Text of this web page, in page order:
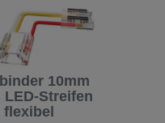
10mm
LED-Streifen
flexibel